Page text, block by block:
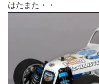
はたまた・・